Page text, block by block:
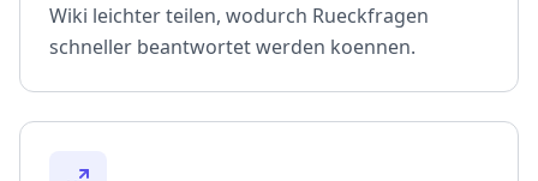
Wiki leichter teilen, wodurch Rueckfragen
schneller beantwortet werden koennen.